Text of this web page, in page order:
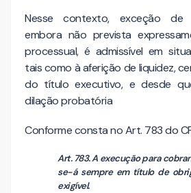
Nesse contexto, exceção de
embora não prevista
processual, é admissível em
tais como à aferição de liquidez,
do título executivo, e desde
dilação probatória
Conforme consta no Art. 783 do
Art. 783. A execução para
se-á sempre em título de
exigível.